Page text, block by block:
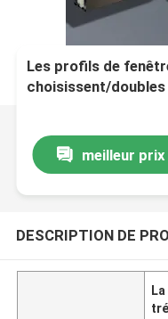
Les profils de
choisissent/
meilleur prix
DESCRIPTION DE